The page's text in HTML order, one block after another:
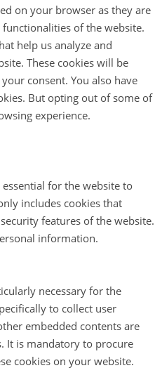
on your browser as they are
of the website.
help us analyze and
These cookies will be
consent. You also have
But opting out of some of
experience.
for the website to
includes cookies that
features of the website.
information.
necessary for the
to collect user
embedded contents are
It is mandatory to procure
cookies on your website.